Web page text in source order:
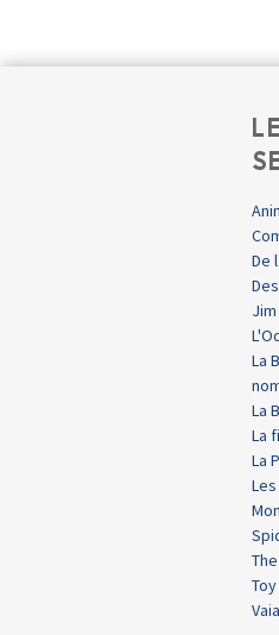
De
La
La
La
La